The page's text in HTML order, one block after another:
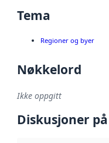
Tema
Regioner og byer
Nøkkelord
Ikke oppgitt
Diskusjoner